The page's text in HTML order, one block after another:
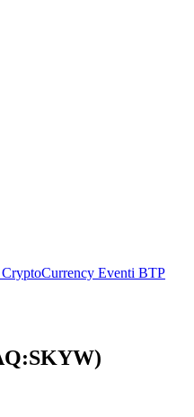
CryptoCurrency Eventi BTP